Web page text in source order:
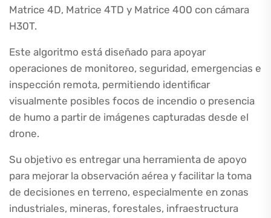
Matrice 4D, Matrice 4TD y Matrice 400 con cámara
H30T.
Este algoritmo está diseñado para apoyar
operaciones de monitoreo, seguridad, emergencias e
inspección remota, permitiendo identificar
visualmente posibles focos de incendio o presencia
de humo a partir de imágenes capturadas desde el
drone.
Su objetivo es entregar una herramienta de apoyo
para mejorar la observación aérea y facilitar la toma
de decisiones en terreno, especialmente en zonas
industriales, mineras, forestales, infraestructura